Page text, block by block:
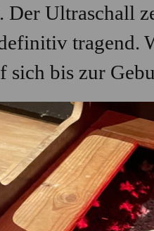
Der Ultraschall
tragend.
sich bis zur